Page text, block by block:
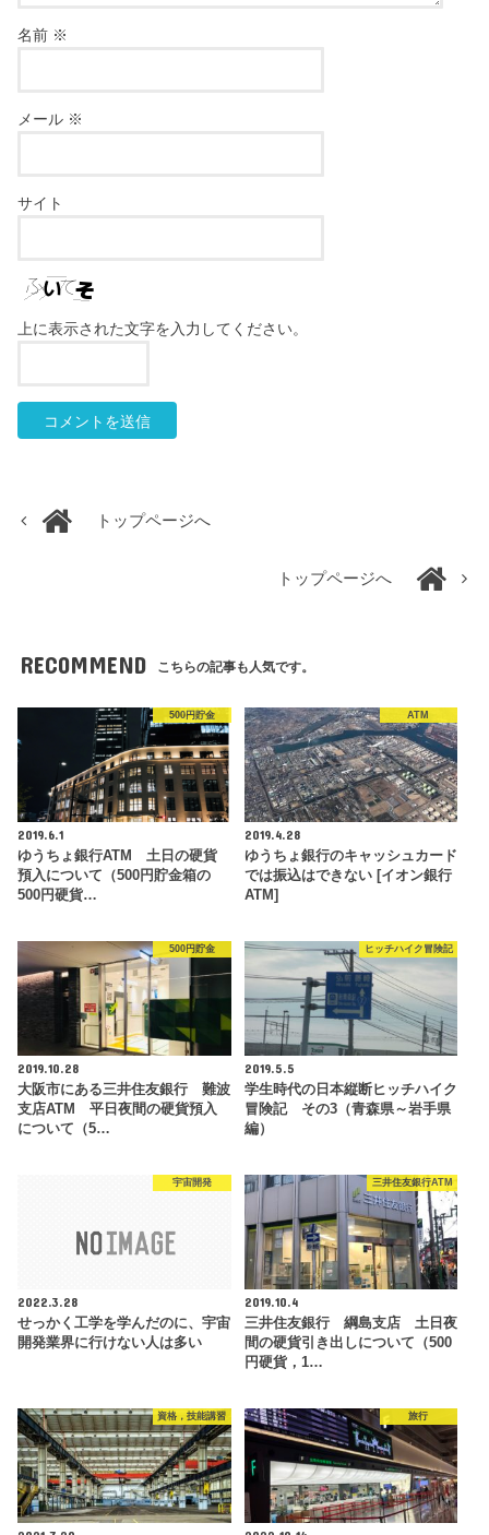
名前 ※
メール ※
サイト
上に表示された文字を入力してください。
トップページへ
トップページへ
RECOMMEND こちらの記事も人気です。
500円貯金
2019.6.1
ゆうちょ銀行ATM 土日の硬貨
預入について（500円貯金箱の
500円硬貨…
ATM
2019.4.28
ゆうちょ銀行のキャッシュカード
では振込はできない [イオン銀行
ATM]
500円貯金
2019.10.28
大阪市にある三井住友銀行 難波
支店ATM 平日夜間の硬貨預入
について（5…
ヒッチハイク冒険記
2019.5.5
学生時代の日本縦断ヒッチハイク
冒険記 その3（青森県～岩手県
編）
宇宙開発
2022.3.28
せっかく工学を学んだのに、宇宙
開発業界に行けない人は多い
三井住友銀行ATM
2019.10.4
三井住友銀行 綱島支店 土日夜
間の硬貨引き出しについて（500
円硬貨，1…
資格，技能講習 旅行